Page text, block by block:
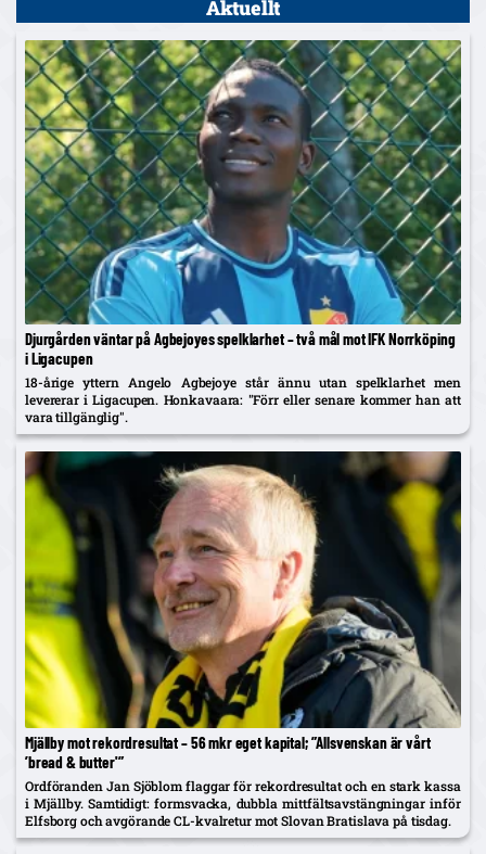
Aktuellt
Djurgården väntar på Agbejoyes spelklarhet – två mål mot IFK Norrköping
i Ligacupen
18-årige yttern Angelo Agbejoye står ännu utan spelklarhet men
levererar i Ligacupen. Honkavaara: "Förr eller senare kommer han att
vara tillgänglig".
Mjällby mot rekordresultat – 56 mkr eget kapital; ”Allsvenskan är vårt
’bread & butter'”
Ordföranden Jan Sjöblom flaggar för rekordresultat och en stark kassa
i Mjällby. Samtidigt: formsvacka, dubbla mittfältsavstängningar inför
Elfsborg och avgörande CL-kvalretur mot Slovan Bratislava på tisdag.